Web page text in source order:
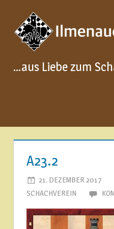
Inhalt
springen
…aus Liebe zum
A23.2
21. DEZEMBER 2017
SCHACHVEREIN